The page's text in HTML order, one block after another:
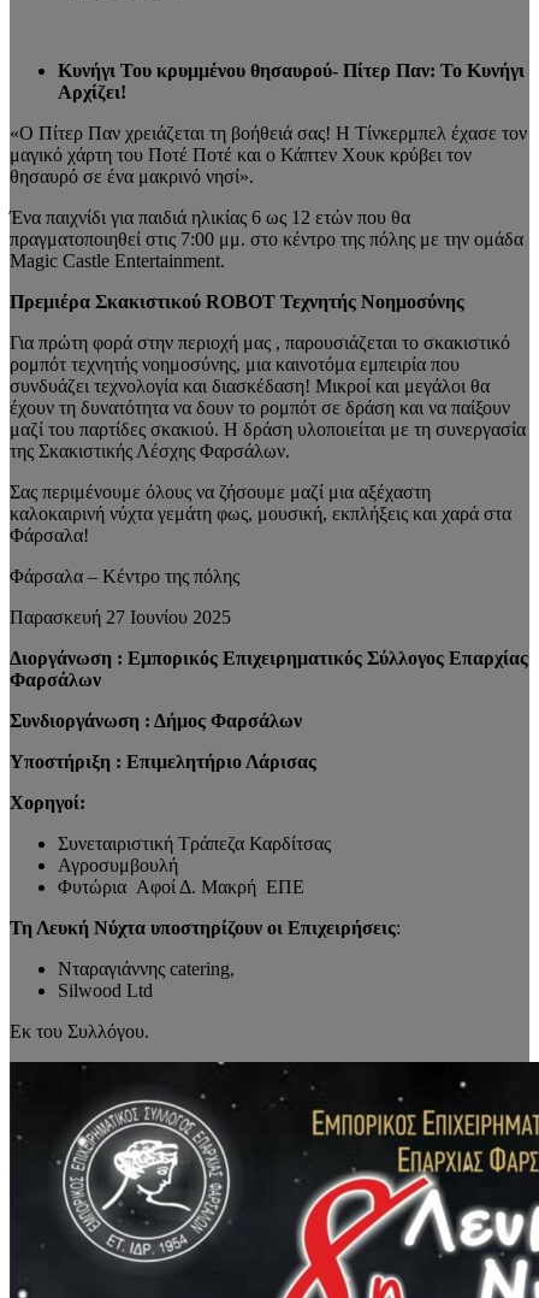
Κυνήγι Του κρυμμένου θησαυρού- Πίτερ Παν: Το Κυνήγι
Αρχίζει!
«Ο Πίτερ Παν χρειάζεται τη βοήθειά σας! Η Τίνκερμπελ έχασε τον
μαγικό χάρτη του Ποτέ Ποτέ και ο Κάπτεν Χουκ κρύβει τον
θησαυρό σε ένα μακρινό νησί».
Ένα παιχνίδι για παιδιά ηλικίας 6 ως 12 ετών που θα
πραγματοποιηθεί στις 7:00 μμ. στο κέντρο της πόλης με την ομάδα
Magic Castle Εntertainment.
Πρεμιέρα Σκακιστικού ROBOT Τεχνητής Νοημοσύνης
Για πρώτη φορά στην περιοχή μας , παρουσιάζεται το σκακιστικό
ρομπότ τεχνητής νοημοσύνης, μια καινοτόμα εμπειρία που
συνδυάζει τεχνολογία και διασκέδαση! Μικροί και μεγάλοι θα
έχουν τη δυνατότητα να δουν το ρομπότ σε δράση και να παίξουν
μαζί του παρτίδες σκακιού. Η δράση υλοποιείται με τη συνεργασία
της Σκακιστικής Λέσχης Φαρσάλων.
Σας περιμένουμε όλους να ζήσουμε μαζί μια αξέχαστη
καλοκαιρινή νύχτα γεμάτη φως, μουσική, εκπλήξεις και χαρά στα
Φάρσαλα!
Φάρσαλα – Κέντρο της πόλης
Παρασκευή 27 Ιουνίου 2025
Διοργάνωση : Εμπορικός Επιχειρηματικός Σύλλογος Επαρχίας
Φαρσάλων
Συνδιοργάνωση : Δήμος Φαρσάλων
Υποστήριξη : Επιμελητήριο Λάρισας
Χορηγοί:
Συνεταιριστική Τράπεζα Καρδίτσας
Αγροσυμβουλή
Φυτώρια Αφοί Δ. Μακρή ΕΠΕ
Τη Λευκή Νύχτα υποστηρίζουν οι Επιχειρήσεις:
Νταραγιάννης catering,
Silwood Ltd
Εκ του Συλλόγου.